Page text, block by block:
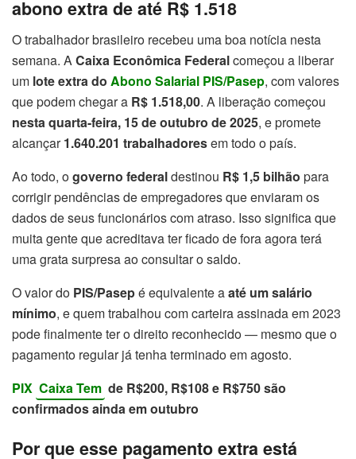
abono extra de até R$ 1.518
O trabalhador brasileiro recebeu uma boa notícia nesta
semana. ACaixa Econômica Federalcomeçou a liberar
um lote extra do Abono Salarial PIS/Pasep, com valores
que podem chegar a R$ 1.518,00. A liberação começou
nesta quarta-feira, 15 de outubro de 2025, e promete
alcançar1.640.201 trabalhadoresem todo o país.
Ao todo, ogoverno federaldestinou R$ 1,5 bilhão para
corrigir pendências de empregadores que enviaram os
dados de seus funcionários com atraso. Isso significa que
muita gente que acreditava ter ficado de fora agora terá
uma grata surpresa ao consultar o saldo.
O valor do PIS/Pasepé equivalente aaté um salário
mínimo, e quem trabalhou com carteira assinada em 2023
pode finalmente ter o direito reconhecido — mesmo que o
pagamento regular já tenha terminado em agosto.
PIX Caixa Tem de R$200, R$108 e R$750 são
confirmados ainda em outubro
Por que esse pagamento extra está